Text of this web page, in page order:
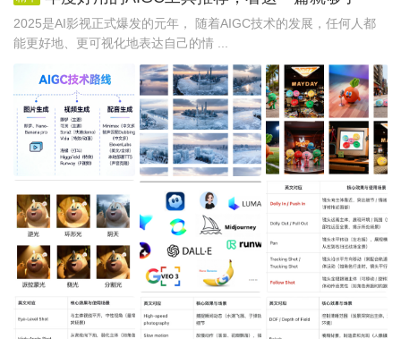
2025是AI影视正式爆发的元年， 随着AIGC技术的发展，任何人都
能更好地、更可视化地表达自己的情 ...